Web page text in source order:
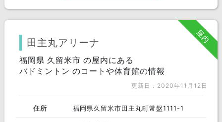
屋内
田主丸アリーナ
福岡県 久留米市 の屋内にある
バドミントン のコートや体育館の情報
更新日：2020年11月12日
住所 福岡県久留米市田主丸町常盤1111-1